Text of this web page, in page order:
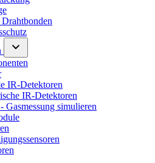
IR-Detektoren
IR-Detektoren
Gasmessung simulieren